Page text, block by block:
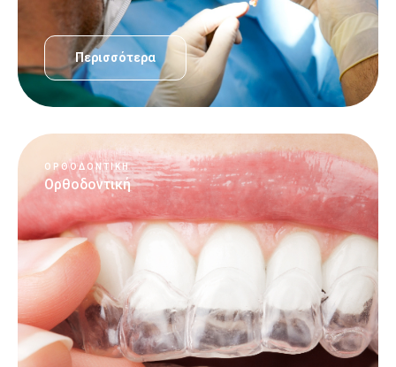
Περισσότερα
ΟΡΘΟΔΟΝΤΙΚΉ
Ορθοδοντική